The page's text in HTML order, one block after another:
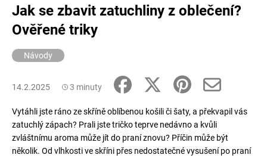
Jak se zbavit zatuchliny z oblečení?
Ověřené triky
Návody
14.2.2025 3 minuty
Vytáhli jste ráno ze skříně oblíbenou košili či šaty, a překvapil vás
zatuchlý zápach? Prali jste tričko teprve nedávno a kvůli
zvláštnímu aroma může jít do praní znovu? Příčin může být
několik. Od vlhkosti ve skříni přes nedostatečné vysušení po praní